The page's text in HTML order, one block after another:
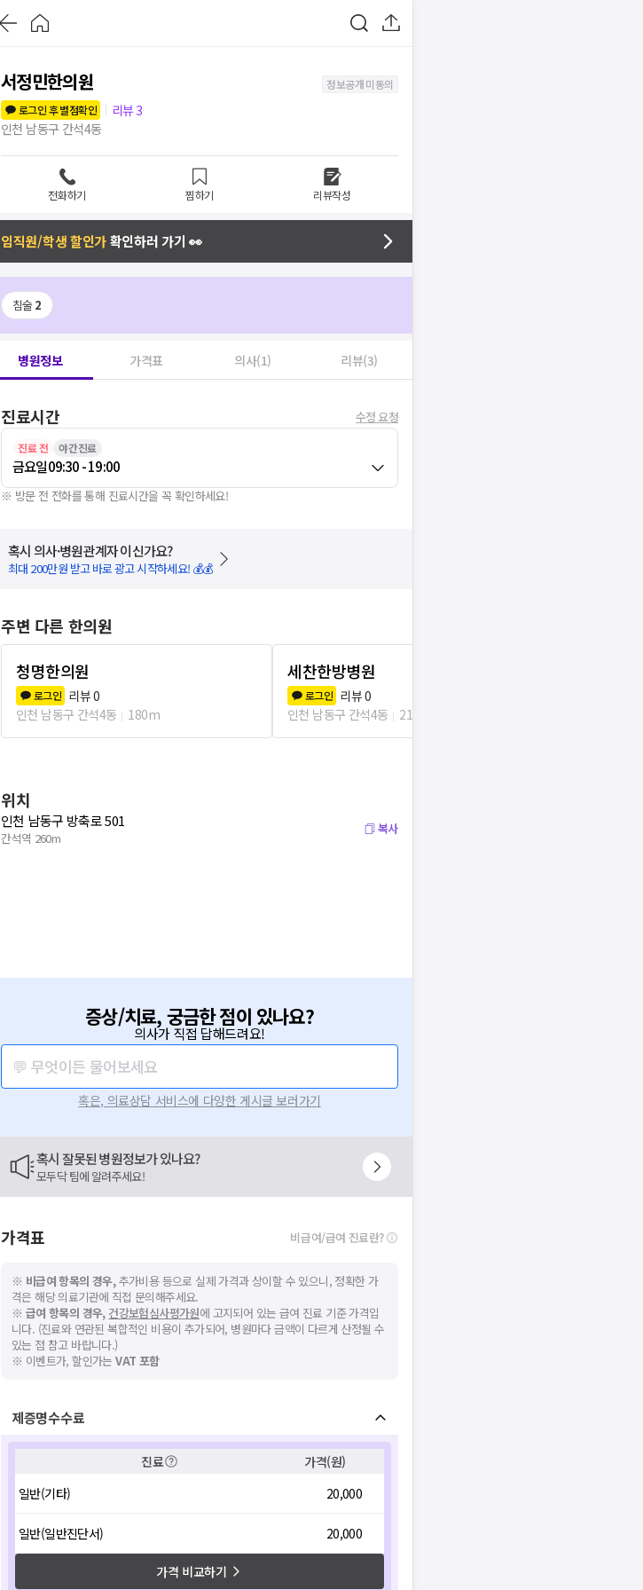
서정민한의원
정보공개 미동의
로그인 후 별점확인
리뷰 3
인천 남동구 간석4동
전화하기 찜하기 리뷰작성
임직원/학생 할인가확인하러 가기 👀
침술 2
병원정보 가격표 의사(1) 리뷰(3)
진료시간 수정 요청
진료 전 야간진료
금요일09:30 - 19:00
※ 방문 전 전화를 통해 진료시간을 꼭 확인하세요!
혹시 의사·병원관계자 이신가요?
최대 200만원 받고 바로 광고 시작하세요! 💰💰
주변 다른 한의원
청명한의원
로그인 리뷰0
인천 남동구 간석4동
180m
세찬한방병원
로그인 리뷰0
인천 남동구 간석4동
213m
위치
인천 남동구 방축로 501
간석역 260m
복사
증상/치료, 궁금한 점이 있나요?
의사가 직접 답해드려요!
💬 무엇이든 물어보세요
혹은, 의료상담 서비스에 다양한 게시글 보러가기
혹시 잘못된 병원정보가 있나요?
모두닥 팀에 알려주세요!
가격표 비급여/급여 진료란?
※ 비급여 항목의 경우,추가비용 등으로 실제 가격과 상이할 수 있으니, 정확한 가
격은 해당 의료기관에 직접 문의해주세요.
※ 급여 항목의 경우, 건강보험심사평가원에 고지되어 있는 급여 진료 기준 가격입
니다. (진료와 연관된 복합적인 비용이 추가되어, 병원마다 금액이 다르게 산정될 수
있는 점 참고 바랍니다.)
※ 이벤트가, 할인가는VAT 포함
제증명수수료
진료
가격(원)
일반(기타)
20,000
일반(일반진단서) 20,000
가격 비교하기